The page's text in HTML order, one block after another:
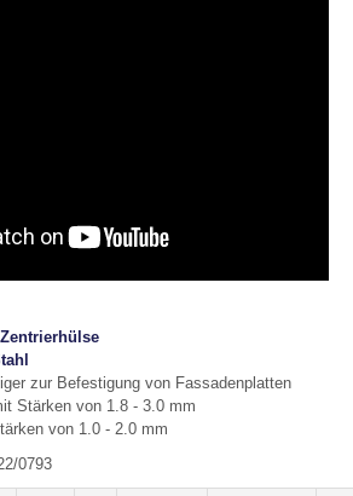
zur Befestigung von Fassadenplatten
Stärken von 1.8 - 3.0 mm
von 1.0 - 2.0 mm
0793